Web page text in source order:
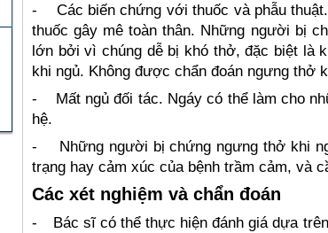
-
Các biến chứng với thuốc và phẫu
thuốc gây mê toàn thân. Những người bị
lớn bởi vì chúng dễ bị khó thở, đặc biệt là
khi ngủ. Không được chẩn đoán ngưng thở
-
Mất ngủ đối tác. Ngáy có thể làm cho
hệ.
-
Những người bị chứng ngưng thở khi
trạng hay cảm xúc của bệnh trầm cảm, và
Các xét nghiệm và chẩn đoán
-
Bác sĩ có thể thực hiện đánh giá dựa